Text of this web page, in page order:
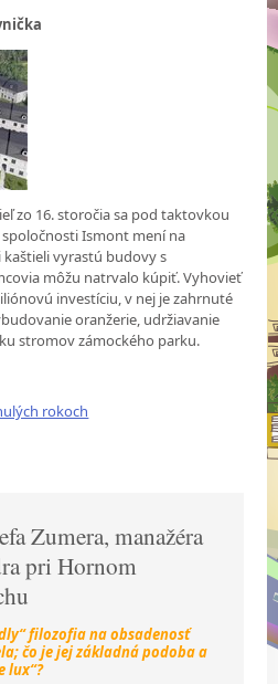
zo 16. storočia sa pod taktovkou
Ismont mení na
vyrastú budovy s
môžu natrvalo kúpiť. Vyhovieť
investíciu, v nej je zahrnuté
oranžerie, udržiavanie
stromov zámockého parku.
rokoch
Zumera, manažéra
pri Hornom
filozofia na obsadenosť
čo je jej základná podoba a
lux“?